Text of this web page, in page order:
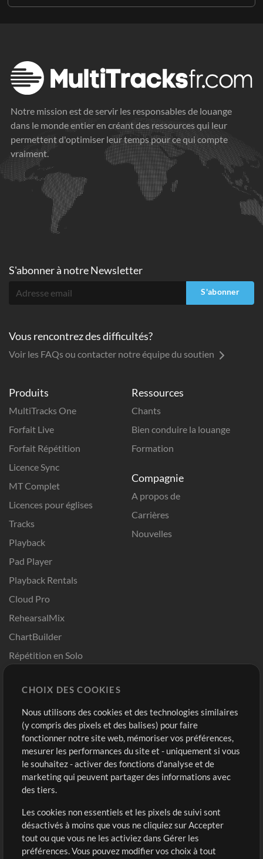
Notre mission est de servir les responsables de louange
dans le monde entier en créant des ressources qui leur
permettent d'optimiser leur temps pour ce qui compte
vraiment.
Produits
MultiTracks One
Forfait Live
Forfait Répétition
Licence Sync
MT Complet
Licences pour églises
Tracks
Playback
Pad Player
Playback Rentals
Cloud Pro
RehearsalMix
ChartBuilder
Répétition en Solo
Modèles ProPresenter
Sons
Ressources
Chants
Bien conduire la louange
Formation
Compagnie
A propos de
Carrières
Nouvelles
Boutique
Acheter des crédits
Contenu gratuit
Demander les pistes
Extras
Sessions
Compte
Connexion
S'inscrire
S'abonner à notre Newsletter
S'abonner
Vous rencontrez des difficultés?
Voir les FAQs ou contacter notre équipe du soutien
CHOIX DES COOKIES
Nous utilisons des cookies et des technologies similaires
(y compris des pixels et des balises) pour faire
fonctionner notre site web, mémoriser vos préférences,
mesurer les performances du site et - uniquement si vous
le souhaitez - activer des fonctions d'analyse et de
marketing qui peuvent partager des informations avec
des tiers.
Les cookies non essentiels et les pixels de suivi sont
désactivés à moins que vous ne cliquiez sur Accepter
tout ou que vous ne les activiez dans Gérer les
préférences. Vous pouvez modifier vos choix à tout